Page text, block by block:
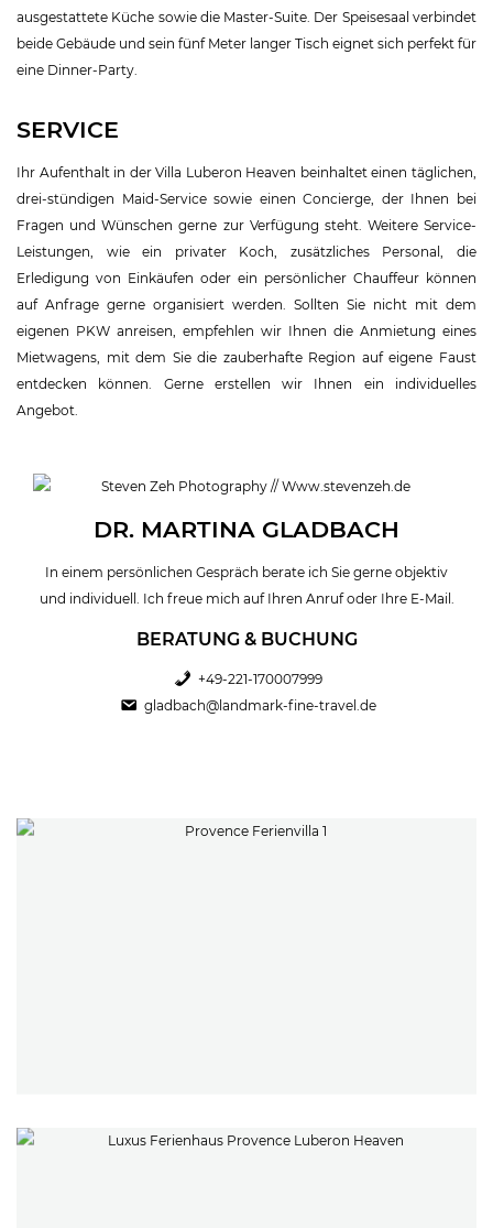
ausgestattete Küche sowie die Master-Suite. Der Speisesaal verbindet
beide Gebäude und sein fünf Meter langer Tisch eignet sich perfekt für
eine Dinner-Party.
SERVICE
Ihr Aufenthalt in der Villa Luberon Heaven beinhaltet einen täglichen,
drei-stündigen Maid-Service sowie einen Concierge, der Ihnen bei
Fragen und Wünschen gerne zur Verfügung steht. Weitere Service-
Leistungen, wie ein privater Koch, zusätzliches Personal, die
Erledigung von Einkäufen oder ein persönlicher Chauffeur können
auf Anfrage gerne organisiert werden. Sollten Sie nicht mit dem
eigenen PKW anreisen, empfehlen wir Ihnen die Anmietung eines
Mietwagens, mit dem Sie die zauberhafte Region auf eigene Faust
entdecken können. Gerne erstellen wir Ihnen ein individuelles
Angebot.
DR. MARTINA GLADBACH
In einem persönlichen Gespräch berate ich Sie gerne objektiv
und individuell. Ich freue mich auf Ihren Anruf oder Ihre E-Mail.
BERATUNG & BUCHUNG
+49-221-170007999
gladbach@landmark-fine-travel.de